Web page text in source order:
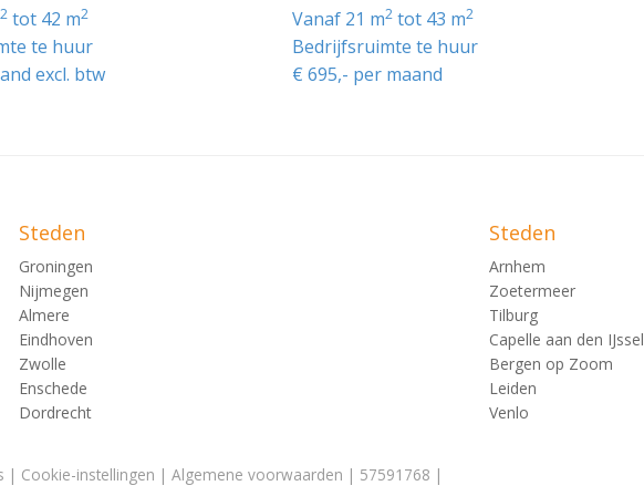
Etten-Leur of voor het maken van een afspraak, bel je ons
2)
2 tot 42 m2
te huur
excl. btw
vanaf 21 m2tot 43 m2
Bedrijfsruimte te huur
€ 695,- per maand
Steden
Groningen
Nijmegen
Almere
Eindhoven
Zwolle
Enschede
Dordrecht
Steden
Arnhem
Zoetermeer
Tilburg
Capelle aan den IJssel
Bergen op Zoom
Leiden
Venlo
| Cookie-instellingen | Algemene voorwaarden | 57591768 |